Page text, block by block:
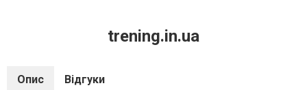
trening.in.ua
Опис Відгуки